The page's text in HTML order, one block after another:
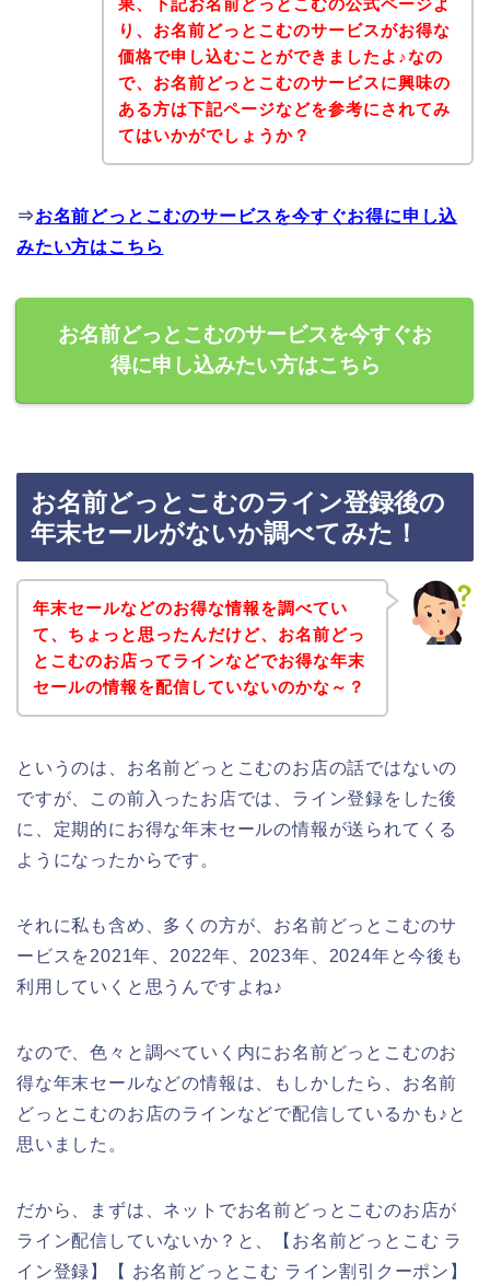
果、下記お名前どっとこむの公式ページよ
り、お名前どっとこむのサービスがお得な
価格で申し込むことができましたよ♪なの
で、お名前どっとこむのサービスに興味の
ある方は下記ページなどを参考にされてみ
てはいかがでしょうか？
⇒お名前どっとこむのサービスを今すぐお得に申し込
みたい方はこちら
お名前どっとこむのサービスを今すぐお
得に申し込みたい方はこちら
お名前どっとこむのライン登録後の
年末セールがないか調べてみた！
年末セールなどのお得な情報を調べてい
て、ちょっと思ったんだけど、お名前どっ
とこむのお店ってラインなどでお得な年末
セールの情報を配信していないのかな～？
というのは、お名前どっとこむのお店の話ではないの
ですが、この前入ったお店では、ライン登録をした後
に、定期的にお得な年末セールの情報が送られてくる
ようになったからです。
それに私も含め、多くの方が、お名前どっとこむのサ
ービスを2021年、2022年、2023年、2024年と今後も
利用していくと思うんですよね♪
なので、色々と調べていく内にお名前どっとこむのお
得な年末セールなどの情報は、もしかしたら、お名前
どっとこむのお店のラインなどで配信しているかも♪と
思いました。
だから、まずは、ネットでお名前どっとこむのお店が
ライン配信していないか？と、【お名前どっとこむ ラ
イン登録】【 お名前どっとこむ ライン割引クーポン】